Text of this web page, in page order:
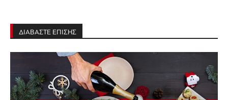
ΔΙΑΒΑΣΤΕ ΕΠΙΣΗΣ